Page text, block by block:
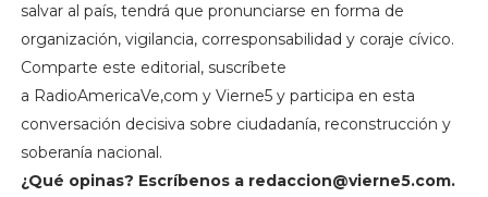
salvar al país, tendrá que pronunciarse en forma de
organización, vigilancia, corresponsabilidad y coraje cívico.
Comparte este editorial, suscríbete
a RadioAmericaVe,com y Vierne5 y participa en esta
conversación decisiva sobre ciudadanía, reconstrucción y
soberanía nacional.
¿Qué opinas? Escríbenos a redaccion@vierne5.com.